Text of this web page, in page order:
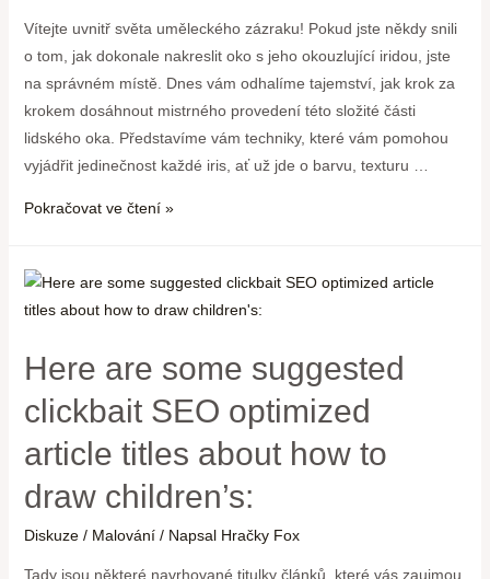
Vítejte uvnitř světa uměleckého zázraku! Pokud jste někdy snili
o tom, jak dokonale nakreslit oko s jeho okouzlující iridou, jste
na správném místě. Dnes vám odhalíme tajemství, jak krok za
krokem dosáhnout mistrného provedení této složité části
lidského oka. Představíme vám techniky, které vám pomohou
vyjádřit jedinečnost každé iris, ať už jde o barvu, texturu …
Pokračovat ve čtení »
Here are some suggested
clickbait SEO optimized
article titles about how to
draw children’s:
Diskuze / Malování/ Napsal Hračky Fox
Tady jsou některé navrhované titulky článků, které vás zaujmou